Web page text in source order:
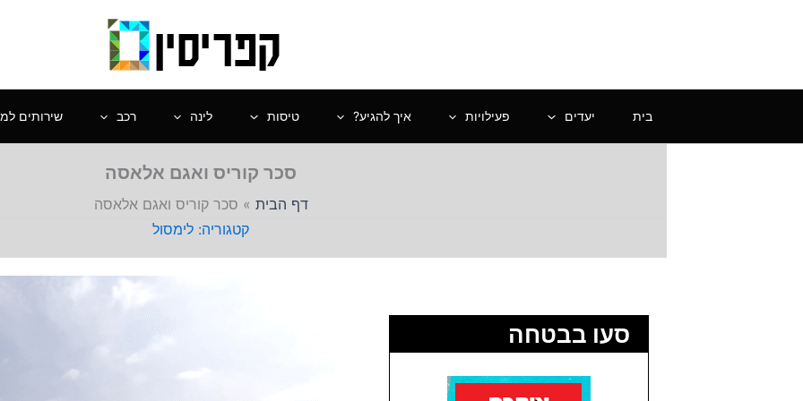
בית יעדים פעילויות איך להגיע? טיסות לינה רכב שירותים
סכר קוריס ואגם אלאסה
דף הבית » סכר קוריס ואגם אלאסה
לימסול
סעו בבטחה